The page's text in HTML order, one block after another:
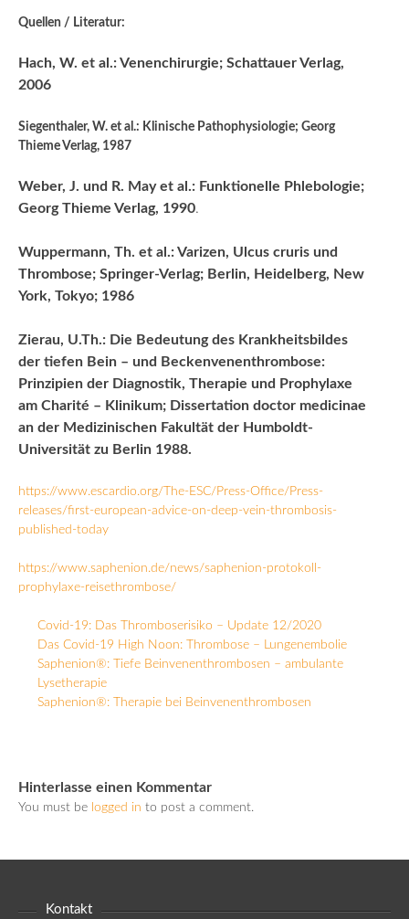
Quellen / Literatur:
Hach, W. et al.: Venenchirurgie; Schattauer Verlag,
2006
Siegenthaler, W. et al.: Klinische Pathophysiologie; Georg
Thieme Verlag, 1987
Weber, J. und R. May et al.: Funktionelle Phlebologie;
Georg Thieme Verlag, 1990.
Wuppermann, Th. et al.: Varizen, Ulcus cruris und
Thrombose; Springer-Verlag; Berlin, Heidelberg, New
York, Tokyo; 1986
Zierau, U.Th.: Die Bedeutung des Krankheitsbildes
der tiefen Bein – und Beckenvenenthrombose:
Prinzipien der Diagnostik, Therapie und Prophylaxe
am Charité – Klinikum; Dissertation doctor medicinae
an der Medizinischen Fakultät der Humboldt-
Universität zu Berlin 1988.
https://www.escardio.org/The-ESC/Press-Office/Press-
releases/first-european-advice-on-deep-vein-thrombosis-
published-today
https://www.saphenion.de/news/saphenion-protokoll-
prophylaxe-reisethrombose/
Covid-19: Das Thromboserisiko – Update 12/2020
Das Covid-19 High Noon: Thrombose – Lungenembolie
Saphenion®: Tiefe Beinvenenthrombosen – ambulante
Lysetherapie
Saphenion®: Therapie bei Beinvenenthrombosen
Hinterlasse einen Kommentar
You must be logged in to post a comment.
Kontakt